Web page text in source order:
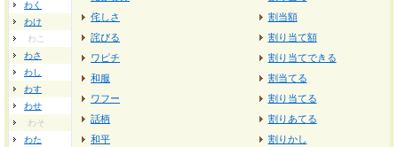
わく
わけ
わこ
わさ
わし
わす
わせ
わそ
わた
侘しさ
詫びる
ワピチ
和服
ワフー
話柄
和平
割当額
割り当て額
割り当てできる
割当てる
割り当てる
割りあてる
割りかし